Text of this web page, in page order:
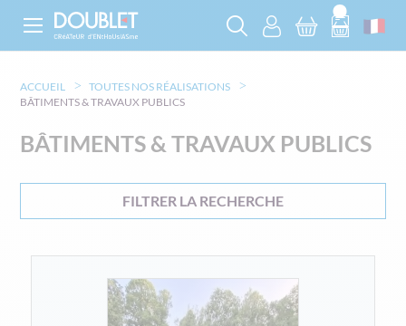
ACCUEIL
TOUTES NOS RÉALISATIONS
BÂTIMENTS & TRAVAUX PUBLICS
BÂTIMENTS & TRAVAUX PUBLICS
FILTRER LA RECHERCHE